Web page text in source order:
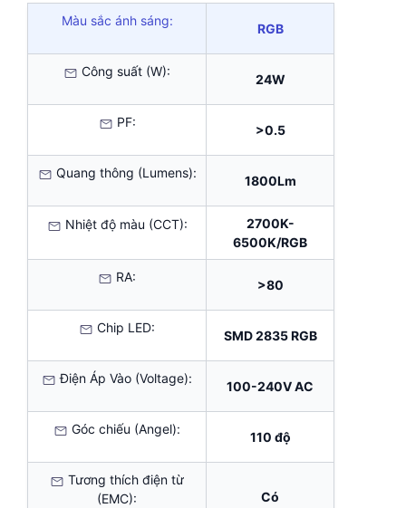
Màu sắc ánh sáng:
RGB
Công suất (W):
24W
PF:
>0.5
Quang thông (Lumens):
1800Lm
Nhiệt độ màu (CCT):
2700K-
6500K/RGB
RA:
>80
Chip LED:
SMD 2835 RGB
Điện Áp Vào (Voltage):
100-240V AC
Góc chiếu (Angel):
110 độ
Tương thích điện từ
(EMC):
Có